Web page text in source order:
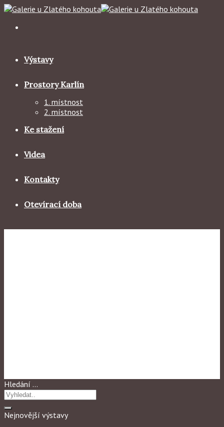
Skip
content
Výstavy
Prostory Karlín
1. místnost
2. místnost
Ke stažení
Videa
Kontakty
Otevírací doba
Hledání …
Nejnovější výstavy